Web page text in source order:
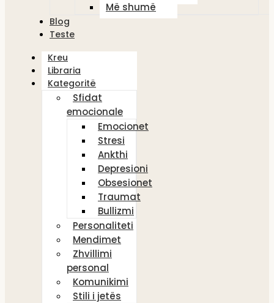
Më shumë
Blog
Teste
Kreu
Libraria
Kategoritë
Sfidat
emocionale
Emocionet
Stresi
Ankthi
Depresioni
Obsesionet
Traumat
Bullizmi
Personaliteti
Mendimet
Zhvillimi
personal
Komunikimi
Stili i jetës